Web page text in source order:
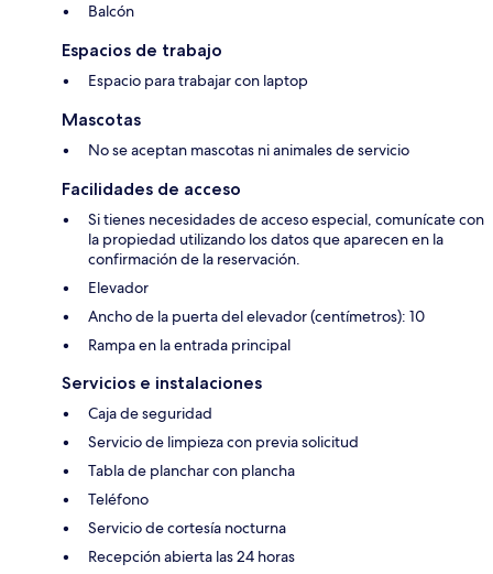
Balcón
Espacios de trabajo
Espacio para trabajar con laptop
Mascotas
No se aceptan mascotas ni animales de servicio
Facilidades de acceso
Si tienes necesidades de acceso especial, comunícate con
la propiedad utilizando los datos que aparecen en la
confirmación de la reservación.
Elevador
Ancho de la puerta del elevador (centímetros): 10
Rampa en la entrada principal
Servicios e instalaciones
Caja de seguridad
Servicio de limpieza con previa solicitud
Tabla de planchar con plancha
Teléfono
Servicio de cortesía nocturna
Recepción abierta las 24 horas